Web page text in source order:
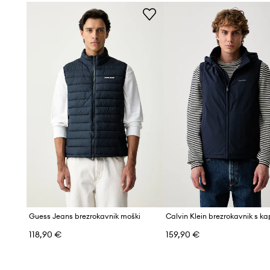
Guess Jeans brezrokavnik moški
118,90 € 159,90 €